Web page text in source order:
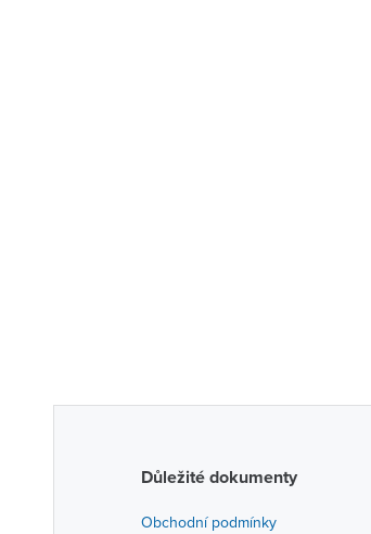
Důležité dokumenty
Obchodní podmínky